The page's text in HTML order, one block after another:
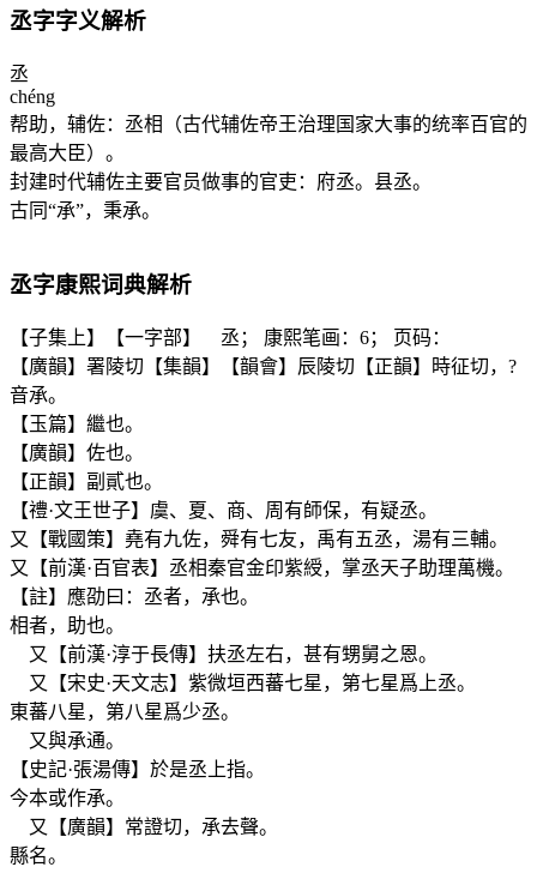
丞字字义解析
丞
chéng
帮助，辅佐：丞相（古代辅佐帝王治理国家大事的统率百官的
最高大臣）。
封建时代辅佐主要官员做事的官吏：府丞。县丞。
古同“承”，秉承。
丞字康熙词典解析
【子集上】【一字部】 丞； 康熙笔画：6； 页码：
【廣韻】署陵切【集韻】【韻會】辰陵切【正韻】時征切，?
音承。
【玉篇】繼也。
【廣韻】佐也。
【正韻】副貳也。
【禮·文王世子】虞、夏、商、周有師保，有疑丞。
又【戰國策】堯有九佐，舜有七友，禹有五丞，湯有三輔。
又【前漢·百官表】丞相秦官金印紫綬，掌丞天子助理萬機。
【註】應劭曰：丞者，承也。
相者，助也。
又【前漢·淳于長傳】扶丞左右，甚有甥舅之恩。
又【宋史·天文志】紫微垣西蕃七星，第七星爲上丞。
東蕃八星，第八星爲少丞。
又與承通。
【史記·張湯傳】於是丞上指。
今本或作承。
又【廣韻】常證切，承去聲。
縣名。